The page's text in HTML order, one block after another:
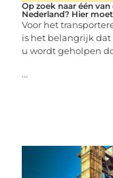
Op zoek naar één
Nederland? Hier
Voor het
is het belangrijk
u wordt geholpen
...